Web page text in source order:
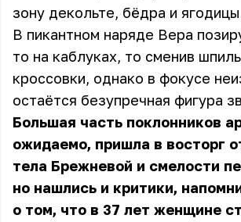
зону декольте, бёдра и
В пикантном наряде Вера
то на каблуках, то сменив
кроссовки, однако в фокусе
остаётся безупречная фигура
Большая часть поклонников
ожидаемо, пришла в восторг
тела Брежневой и смелости
но нашлись и критики,
о том, что в 37 лет женщине